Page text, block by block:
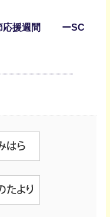
節応援週間 ーSC